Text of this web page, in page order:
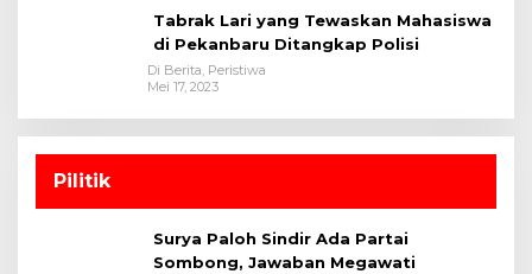
Tabrak Lari yang Tewaskan Mahasiswa
di Pekanbaru Ditangkap Polisi
Di Berita, Peristiwa
Mei 17, 2023
Pilitik
Surya Paloh Sindir Ada Partai
Sombong, Jawaban Megawati